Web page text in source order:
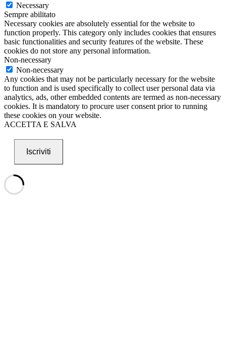
Necessary
Sempre abilitato
Necessary cookies are absolutely essential for the website to
function properly. This category only includes cookies that ensures
basic functionalities and security features of the website. These
cookies do not store any personal information.
Non-necessary
Non-necessary
Any cookies that may not be particularly necessary for the website
to function and is used specifically to collect user personal data via
analytics, ads, other embedded contents are termed as non-necessary
cookies. It is mandatory to procure user consent prior to running
these cookies on your website.
ACCETTA E SALVA
Iscriviti